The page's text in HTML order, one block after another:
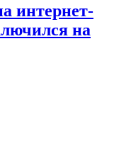
интернет-
на